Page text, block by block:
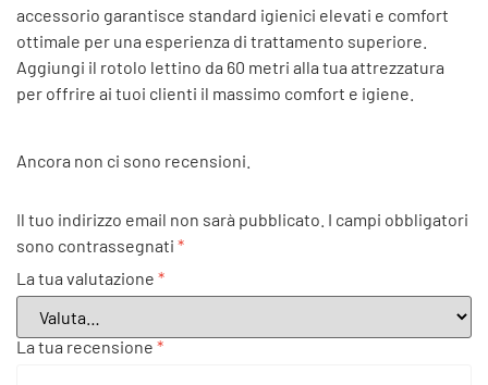
accessorio garantisce standard igienici elevati e comfort
ottimale per una esperienza di trattamento superiore.
Aggiungi il rotolo lettino da 60 metri alla tua attrezzatura
per offrire ai tuoi clienti il massimo comfort e igiene.
Ancora non ci sono recensioni.
Il tuo indirizzo email non sarà pubblicato. I campi obbligatori
sono contrassegnati *
La tua valutazione *
La tua recensione *